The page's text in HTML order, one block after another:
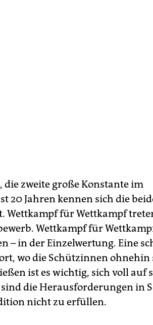
zweite große Konstante im
20 Jahren kennen sich die
Wettkampf für Wettkampf
Wettkampf für
– in der Einzelwertung. Eine
wo die Schützinnen ohnehin
ist es wichtig, sich voll auf
die Herausforderungen in
nicht zu erfüllen.